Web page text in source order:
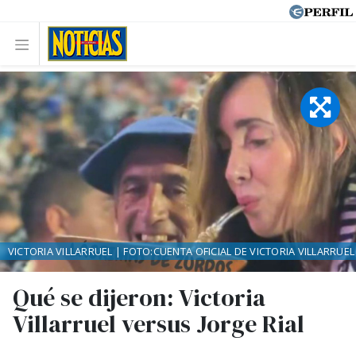
Qué se dijeron: Victoria
Villarruel versus Jorge Rial
VICTORIA VILLARRUEL | FOTO:CUENTA OFICIAL DE VICTORIA VILLARRUEL